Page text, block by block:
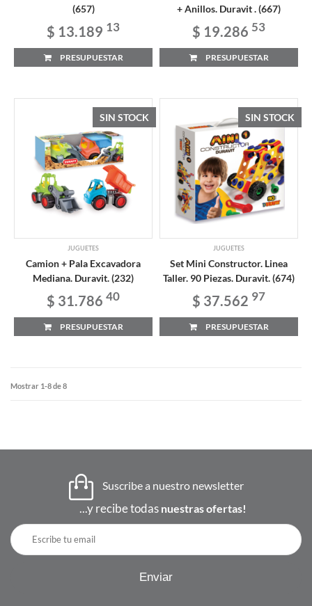
(657)
$ 13.189 13
PRESUPUESTAR
+ Anillos. Duravit . (667)
$ 19.286 53
PRESUPUESTAR
SIN STOCK
JUGUETES
Camion + Pala Excavadora
Mediana. Duravit. (232)
$ 31.786 40
PRESUPUESTAR
SIN STOCK
JUGUETES
Set Mini Constructor. Linea
Taller. 90 Piezas. Duravit. (674)
$ 37.562 97
PRESUPUESTAR
Mostrar 1-8 de 8
Suscribe a nuestro newsletter
...y recibe todas nuestras ofertas!